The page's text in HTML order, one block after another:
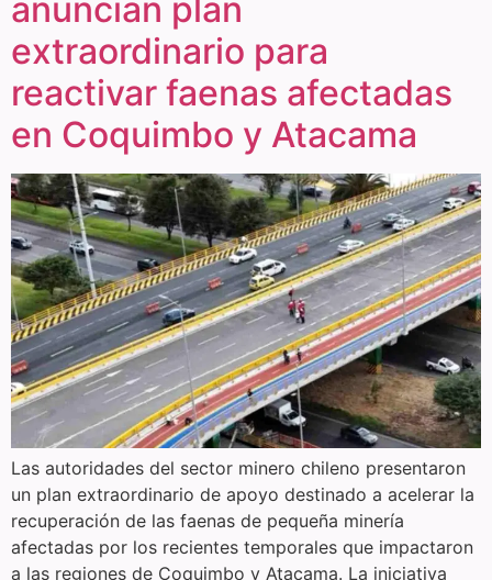
anuncian plan
extraordinario para
reactivar faenas afectadas
en Coquimbo y Atacama
Las autoridades del sector minero chileno presentaron
un plan extraordinario de apoyo destinado a acelerar la
recuperación de las faenas de pequeña minería
afectadas por los recientes temporales que impactaron
a las regiones de Coquimbo y Atacama. La iniciativa